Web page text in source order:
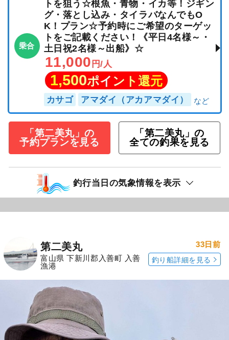
乗合
トを狙う☆根魚・青物・イカ等！ジギン
グ・落とし込み・タイラバなんでもO
K！プラン☆予約時にご希望のターゲッ
トをご記載ください！《平日4名様～・
土日祝2名様～出船》☆
11,000 円/人
1,500ポイント還元
カサゴ アマダイ（アカアマダイ）
「第二美丸」の
予約プランを見る
「第二美丸」の
全ての釣果を見る
釣行当日の気象情報を表示
第二美丸
富山県 下新川郡入善町 入善
漁港
33日前
釣り船詳細を見る